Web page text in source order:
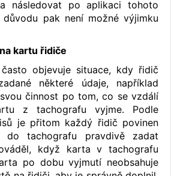
následovat po aplikaci tohoto
pak není možné výjimku
kartu řidiče
objevuje situace, kdy řidič
některé údaje, například
činnost po tom, co se vzdálí
z tachografu vyjme. Podle
je přitom každý řidič povinen
tachografu pravdivě zadat
když karta v tachografu
po dobu vyjmutí neobsahuje